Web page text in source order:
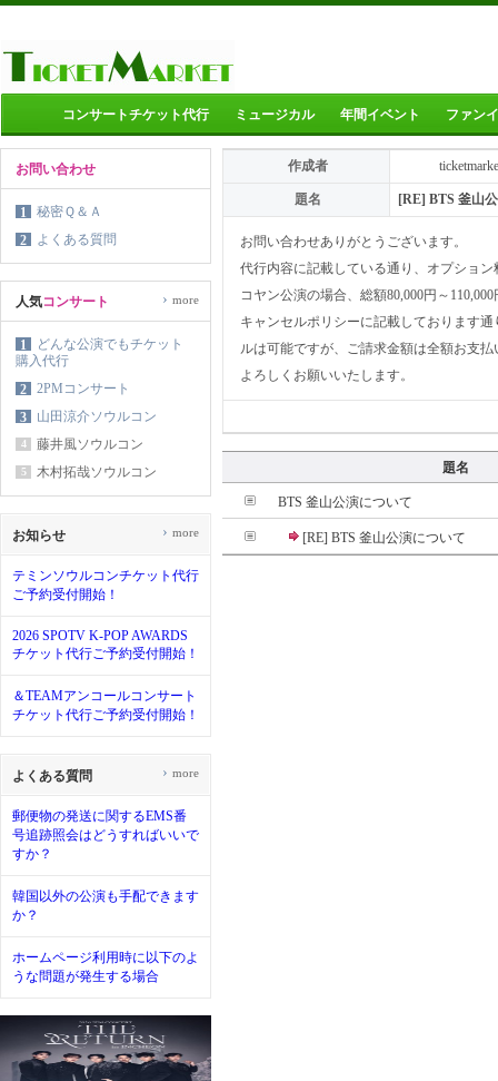
コンサートチケット代行 ミュージカル 年間イベント ファン
お問い合わせ
1
秘密Ｑ＆Ａ
2
よくある質問
人気コンサート
1
どんな公演でもチケット
購入代行
2
2PMコンサート
3
山田涼介ソウルコン
4 藤井風ソウルコン
5 木村拓哉ソウルコン
› more
お知らせ
テミンソウルコンチケット代行
ご予約受付開始！
2026 SPOTV K-POP AWARDS
チケット代行ご予約受付開始！
＆TEAMアンコールコンサート
チケット代行ご予約受付開始！
› more
よくある質問
郵便物の発送に関するEMS番
号追跡照会はどうすればいいで
すか？
韓国以外の公演も手配できます
か？
ホームページ利用時に以下のよ
うな問題が発生する場合
› more
作成者
題名 [RE] BTS 釜山
お問い合わせありがとうございます。
代行内容に記載している通り、オプショ
コヤン公演の場合、総額80,000円～
キャンセルポリシーに記載しております
ルは可能ですが、ご請求金額は全額お支
よろしくお願いいたします。
題名
BTS 釜山公演について
[RE] BTS 釜山公演について